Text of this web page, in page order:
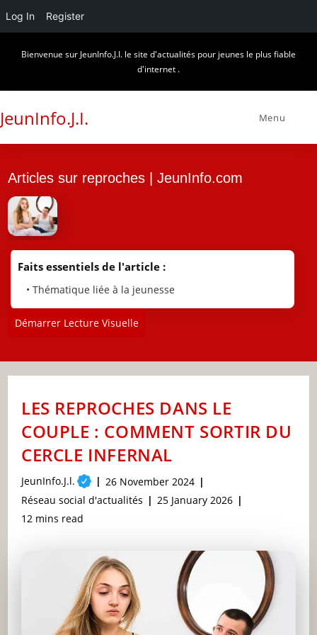
Log In Register
Bienvenue sur JeunInfo.J.I. le site d'actualités pour jeunes le plus fiable
d'internet .
JeunInfo.J.I. Menu
Articles sur reproches | JeunInfo.com
Faits essentiels de l'article :
• Thématique liée à la jeunesse
Démarrer Lecture Visuelle
LES REPROCHES DANS LE
COUPLE : COMMENT SORTIR DU
CERCLE INFERNAL
Post
author:
JeunInfo.J.l.
Post
published:
26 November 2024
Post
category:
Réseau social d'actualités
Post
25 January 2026
Reading
12 mins read